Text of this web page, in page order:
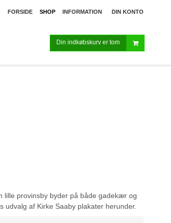
FORSIDE SHOP INFORMATION DIN KONTO
Din indkøbskurv er tom
lille provinsby byder på både gadekær og
udvalg af Kirke Saaby plakater herunder.